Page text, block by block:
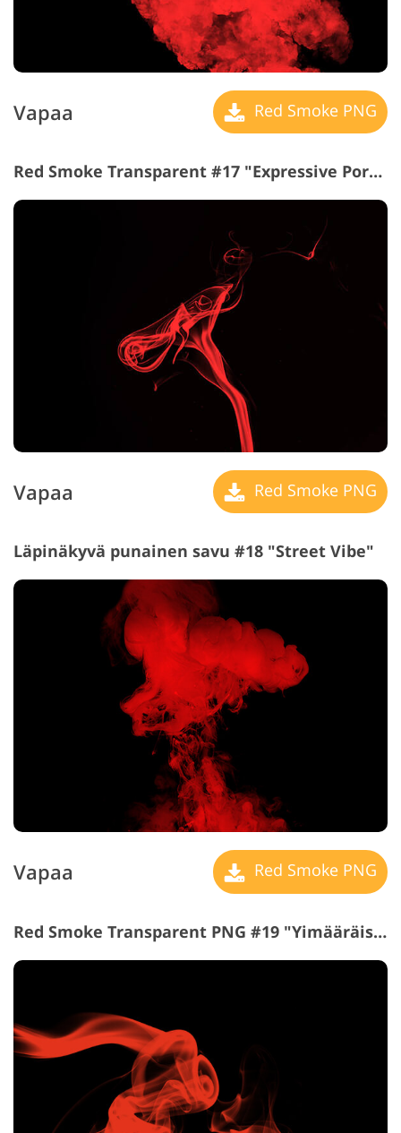
Vapaa Red Smoke PNG
Red Smoke Transparent #17 "Expressive Portrait"
Vapaa Red Smoke PNG
Läpinäkyvä punainen savu #18 "Street Vibe"
Vapaa Red Smoke PNG
Red Smoke Transparent PNG #19 "Yimääräistä Smoke"